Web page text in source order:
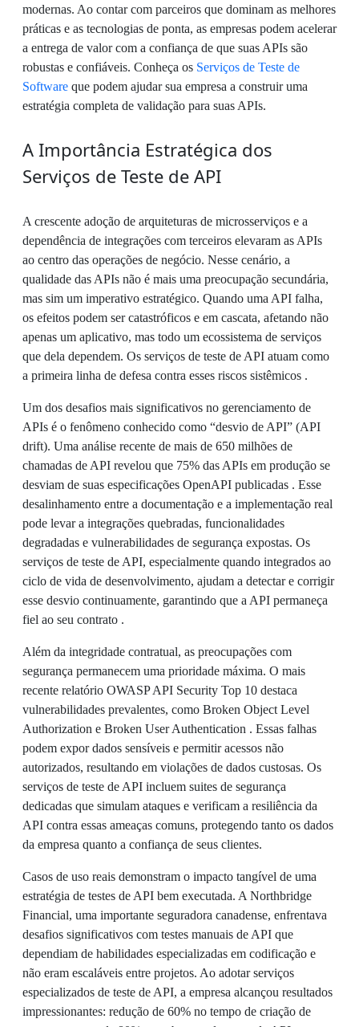
modernas. Ao contar com parceiros que dominam as melhores
práticas e as tecnologias de ponta, as empresas podem acelerar
a entrega de valor com a confiança de que suas APIs são
robustas e confiáveis. Conheça os Serviços de Teste de
Software que podem ajudar sua empresa a construir uma
estratégia completa de validação para suas APIs.
A Importância Estratégica dos
Serviços de Teste de API
A crescente adoção de arquiteturas de microsserviços e a
dependência de integrações com terceiros elevaram as APIs
ao centro das operações de negócio. Nesse cenário, a
qualidade das APIs não é mais uma preocupação secundária,
mas sim um imperativo estratégico. Quando uma API falha,
os efeitos podem ser catastróficos e em cascata, afetando não
apenas um aplicativo, mas todo um ecossistema de serviços
que dela dependem. Os serviços de teste de API atuam como
a primeira linha de defesa contra esses riscos sistêmicos .
Um dos desafios mais significativos no gerenciamento de
APIs é o fenômeno conhecido como “desvio de API” (API
drift). Uma análise recente de mais de 650 milhões de
chamadas de API revelou que 75% das APIs em produção se
desviam de suas especificações OpenAPI publicadas . Esse
desalinhamento entre a documentação e a implementação real
pode levar a integrações quebradas, funcionalidades
degradadas e vulnerabilidades de segurança expostas. Os
serviços de teste de API, especialmente quando integrados ao
ciclo de vida de desenvolvimento, ajudam a detectar e corrigir
esse desvio continuamente, garantindo que a API permaneça
fiel ao seu contrato .
Além da integridade contratual, as preocupações com
segurança permanecem uma prioridade máxima. O mais
recente relatório OWASP API Security Top 10 destaca
vulnerabilidades prevalentes, como Broken Object Level
Authorization e Broken User Authentication . Essas falhas
podem expor dados sensíveis e permitir acessos não
autorizados, resultando em violações de dados custosas. Os
serviços de teste de API incluem suites de segurança
dedicadas que simulam ataques e verificam a resiliência da
API contra essas ameaças comuns, protegendo tanto os dados
da empresa quanto a confiança de seus clientes.
Casos de uso reais demonstram o impacto tangível de uma
estratégia de testes de API bem executada. A Northbridge
Financial, uma importante seguradora canadense, enfrentava
desafios significativos com testes manuais de API que
dependiam de habilidades especializadas em codificação e
não eram escaláveis entre projetos. Ao adotar serviços
especializados de teste de API, a empresa alcançou resultados
impressionantes: redução de 60% no tempo de criação de